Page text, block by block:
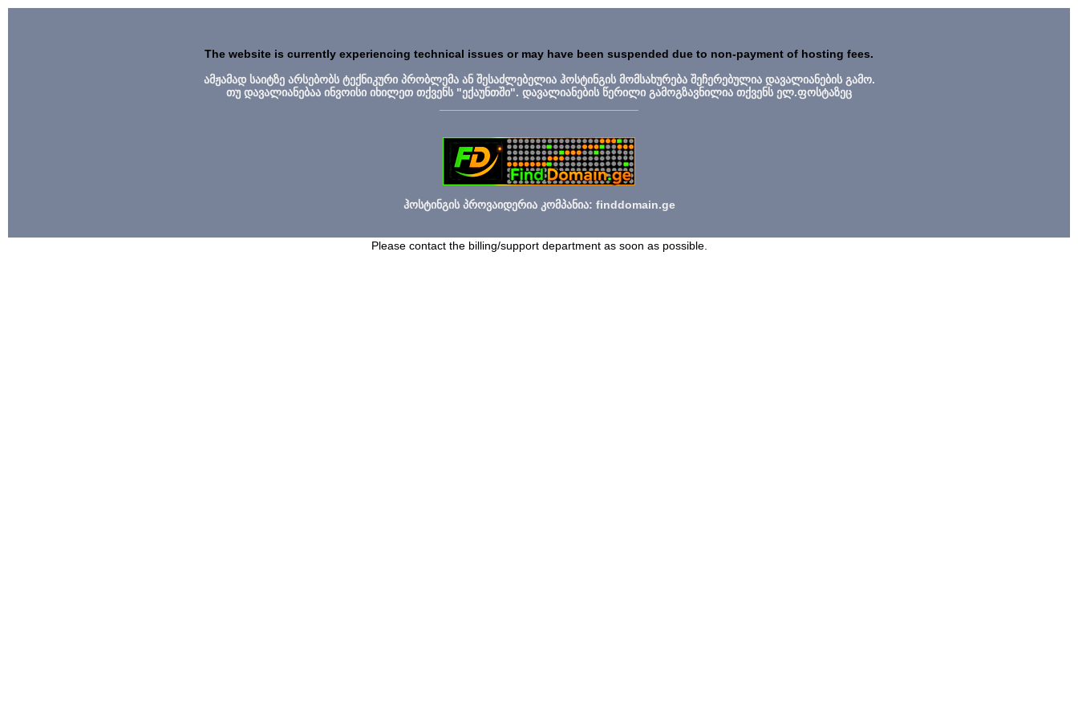
The website is currently experiencing technical issues or may have been suspended due to non-payment of hosting fees.
ამჟამად საიტზე არსებობს ტექნიკური პრობლემა ან შესაძლებელია ჰოსტინგის მომსახურება შეჩერებულია დავალიანების გამო.
თუ დავალიანებაა ინვოისი იხილეთ თქვენს "ექაუნთში". დავალიანების წერილი გამოგზავნილია თქვენს ელ.ფოსტაზეც
ჰოსტინგის პროვაიდერია კომპანია: finddomain.ge
Please contact the billing/support department as soon as possible.